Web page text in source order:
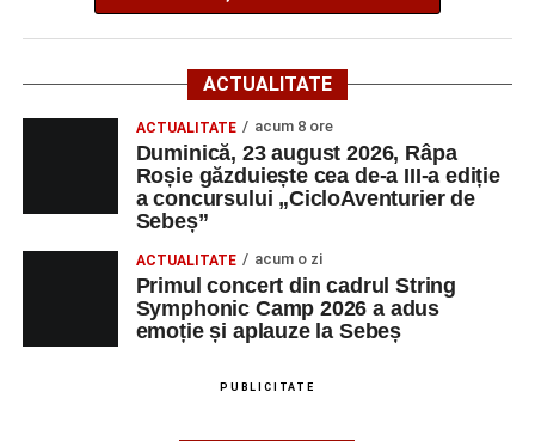
traseul de concurs.
Startul competiției va fi dat duminică, 23 august 2026, la
ora 10:00, la Râpa Roșie.
Înscrierile online sunt deschise până în 22 august 2026 și
pot fi efectuate pe site-ulwww.cicloaventura.ro.
Adaugă-ne ca sursă preferată
Urmărește-ne pe Google News
String Symphonic Camp 2026 reunește tineri
instrumentiști din 6 țări, alături de voluntari și foști elevi ai
participă, timp de o săptămână, la cursuri de
perfecționare, repetiții și activități artistice desfășurate sub
îndrumarea unor profesori și mentori.
ACTUALITATE
ACTUALITATE acum 8 ore
Duminică, 23 august 2026, Râpa
Roșie găzduiește cea de-a III-a ediție
a concursului „CicloAventurier de
Sebeș”
ACTUALITATE acum o zi
Primul concert din cadrul String
Symphonic Camp 2026 a adus
emoție și aplauze la Sebeș
PUBLICITATE